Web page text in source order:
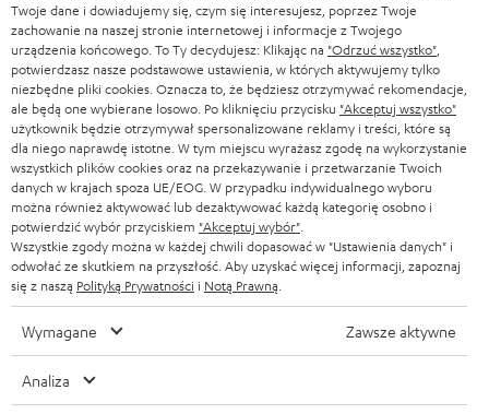
Wyjątkowe doświadczenie
Byłem absolutnie zafascynowany tym systemem od pierwszej
sekundy i uważam, że jest wart każdego centa.
Gero D.
(przetłumaczone automatycznie *)
03.09.2025
Top Sound
To sprawia, że słuchanie muzyki znów sprawia przyjemność -
jesteśmy bardzo zadowo
02.09.2025
Twoje dane i dowiadujemy się, czym się interesujesz, poprzez Twoje
zachowanie na naszej stronie internetowej i informacje z Twojego
urządzenia końcowego. To Ty decydujesz: Klikając na "Odrzuć wszystko"
potwierdzasz nasze podstawowe ustawienia, w których aktywujemy tylko
niezbędne pliki cookies. Oznacza to, że będziesz otrzymywać rekomendacje,
ale będą one wybierane losowo. Po kliknięciu przycisku "Akceptuj wszystko"
użytkownik będzie otrzymywał spersonalizowane reklamy i treści, które są
dla niego naprawdę istotne. W tym miejscu wyrażasz zgodę na wykorzystanie
wszystkich plików cookies oraz na przekazywanie i przetwarzanie Twoich
danych w krajach spoza UE/EOG. W przypadku indywidualnego wyboru
można również aktywować lub dezaktywować każdą kategorię osobno i
potwierdzić wybór przyciskiem "Akceptuj wybór"
Wszystkie zgody można w każdej chwili dopasować w "Ustawienia danych" i
odwołać ze skutkiem na przyszłość. Aby uzyskać więcej informacji, zapoznaj
się z naszą Polityką Prywatności i Notą Prawną
Wymagane Zawsze aktywne
Analiza